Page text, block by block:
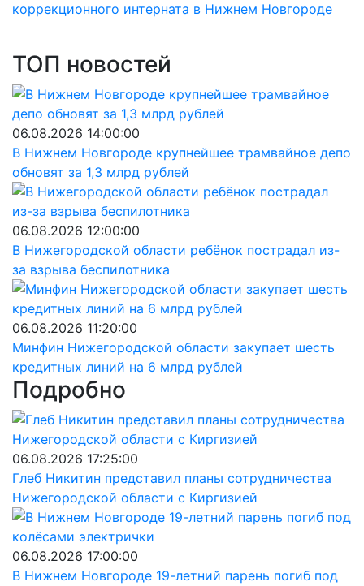
коррекционного интерната в Нижнем Новгороде
ТОП новостей
06.08.2026 14:00:00
В Нижнем Новгороде крупнейшее трамвайное депо
обновят за 1,3 млрд рублей
06.08.2026 12:00:00
В Нижегородской области ребёнок пострадал из-
за взрыва беспилотника
06.08.2026 11:20:00
Минфин Нижегородской области закупает шесть
кредитных линий на 6 млрд рублей
Подробно
06.08.2026 17:25:00
Глеб Никитин представил планы сотрудничества
Нижегородской области с Киргизией
06.08.2026 17:00:00
В Нижнем Новгороде 19-летний парень погиб под